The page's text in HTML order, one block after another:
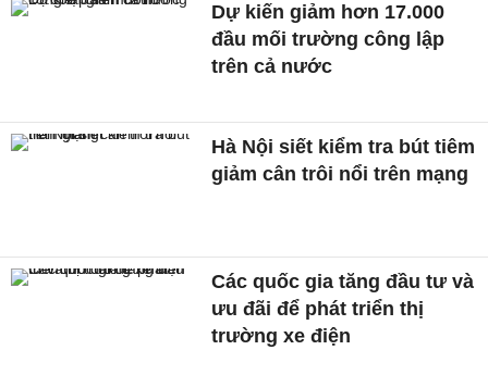
Dự kiến giảm hơn 17.000
đầu mối trường công lập
trên cả nước
Hà Nội siết kiểm tra bút tiêm
giảm cân trôi nổi trên mạng
Các quốc gia tăng đầu tư và
ưu đãi để phát triển thị
trường xe điện